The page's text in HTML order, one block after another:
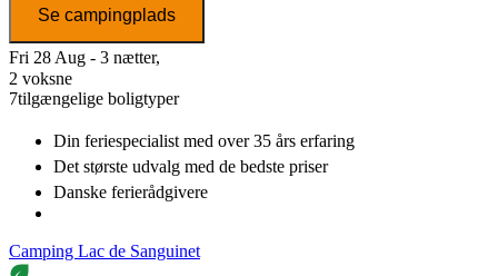
Se campingplads
Fri 28 Aug - 3 nætter,
2 voksne
7tilgængelige boligtyper
Din feriespecialistmed over 35 års erfaring
Det største udvalg med de bedste priser
Danske ferierådgivere
Camping Lac de Sanguinet